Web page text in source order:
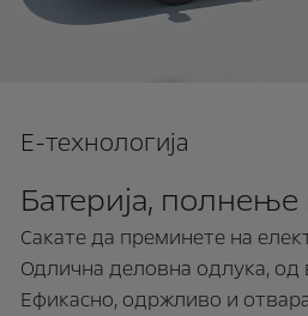
E-технологија
Батерија, полнење
Сакате да преминете на
Одлична деловна одлука, од
Ефикасно, одржливо и